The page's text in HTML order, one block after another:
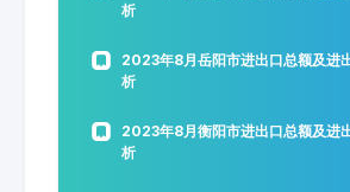
析
2023年8月岳阳市进出口总额及进
析
2023年8月衡阳市进出口总额及进
析